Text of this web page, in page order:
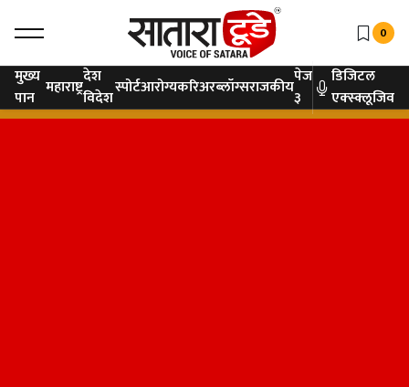
0
मुख्य
पान महाराष्ट्रदेश
विदेशस्पोर्टआरोग्यकरिअरब्लॉग्सराजकीयपेज
३
डिजिटल
एक्स्क्लूजिव